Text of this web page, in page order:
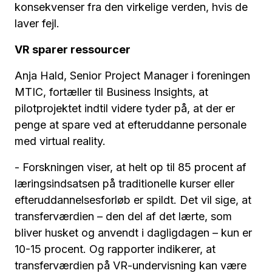
konsekvenser fra den virkelige verden, hvis de
laver fejl.
VR sparer ressourcer
Anja Hald, Senior Project Manager i foreningen
MTIC, fortæller til Business Insights, at
pilotprojektet indtil videre tyder på, at der er
penge at spare ved at efteruddanne personale
med virtual reality.
- Forskningen viser, at helt op til 85 procent af
læringsindsatsen på traditionelle kurser eller
efteruddannelsesforløb er spildt. Det vil sige, at
transferværdien – den del af det lærte, som
bliver husket og anvendt i dagligdagen – kun er
10-15 ­procent. Og rapporter indikerer, at
transferværdien på VR-undervisning kan være